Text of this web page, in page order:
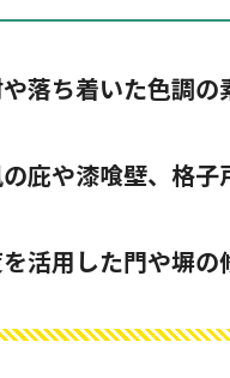
落ち着いた色調の
庇や漆喰壁、格
を活用した門や塀